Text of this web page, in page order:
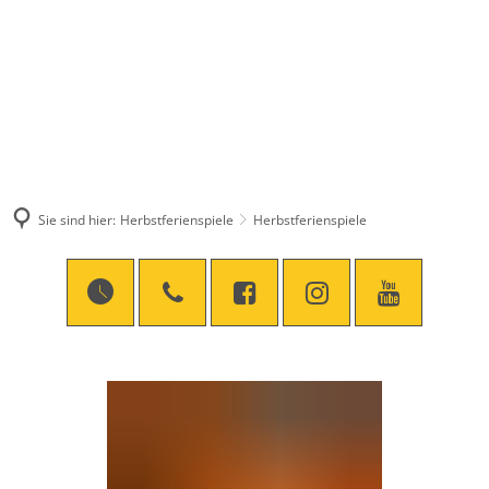
Sie sind hier: Herbstferienspiele Herbstferienspiele